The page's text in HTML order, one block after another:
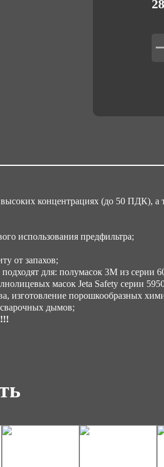
концентрациях (до 50 ПДК), а
использования предфильтра;
от запахов;
для: полумасок 3М из серии
масок Jeta Safety серии
порошкообразных
дымов;